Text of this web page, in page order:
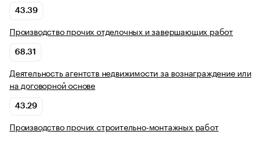
43.39
Производство прочих отделочных и завершающих работ
68.31
Деятельность агентств недвижимости за вознаграждение или
на договорной основе
43.29
Производство прочих строительно-монтажных работ